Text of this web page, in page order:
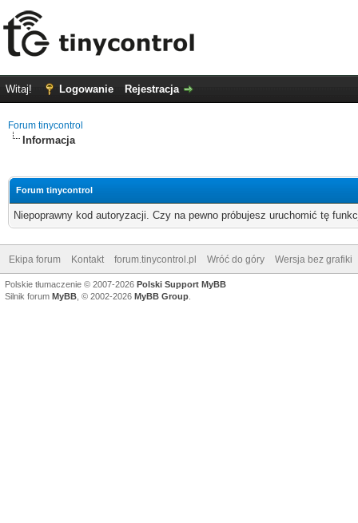
Witaj! Logowanie Rejestracja
Forum tinycontrol
Informacja
Forum tinycontrol
Niepoprawny kod autoryzacji. Czy na pewno próbujesz uruchomić tę
Ekipa forum Kontakt forum.tinycontrol.pl Wróć do góry Wersja bez grafiki
Polskie tłumaczenie © 2007-2026 Polski Support MyBB
Silnik forum MyBB , © 2002-2026 MyBB Group